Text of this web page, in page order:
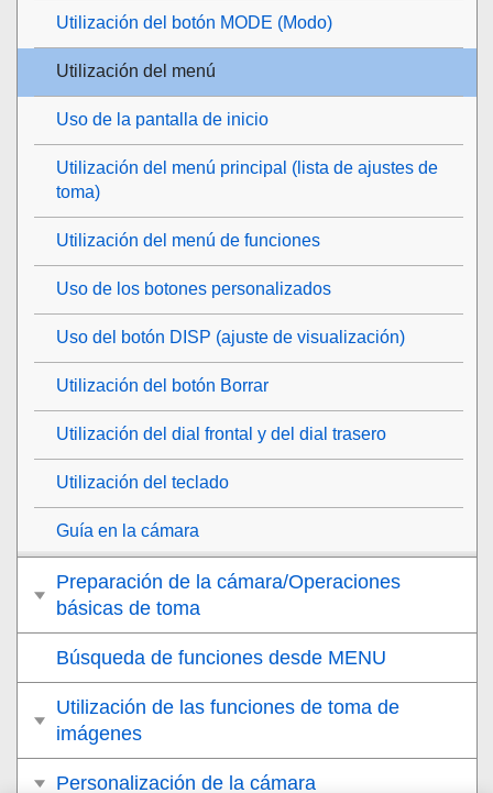
Utilización del botón MODE (Modo)
Utilización del menú
Uso de la pantalla de inicio
Utilización del menú principal (lista de ajustes de
toma)
Utilización del menú de funciones
Uso de los botones personalizados
Uso del botón DISP (ajuste de visualización)
Utilización del botón Borrar
Utilización del dial frontal y del dial trasero
Utilización del teclado
Guía en la cámara
Preparación de la cámara/Operaciones
básicas de toma
Búsqueda de funciones desde MENU
Utilización de las funciones de toma de
imágenes
Personalización de la cámara